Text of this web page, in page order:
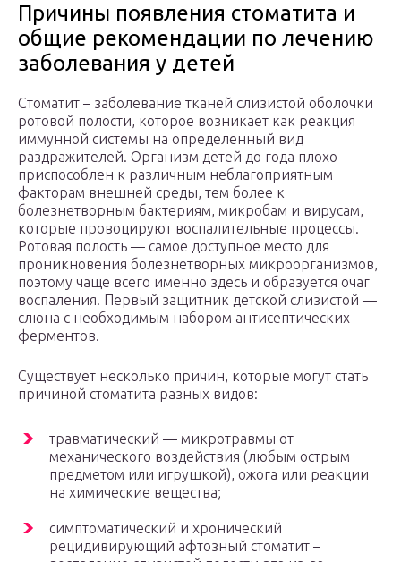
Причины появления стоматита и
общие рекомендации по лечению
заболевания у детей
Стоматит – заболевание тканей слизистой оболочки
ротовой полости, которое возникает как реакция
иммунной системы на определенный вид
раздражителей. Организм детей до года плохо
приспособлен к различным неблагоприятным
факторам внешней среды, тем более к
болезнетворным бактериям, микробам и вирусам,
которые провоцируют воспалительные процессы.
Ротовая полость — самое доступное место для
проникновения болезнетворных микроорганизмов,
поэтому чаще всего именно здесь и образуется очаг
воспаления. Первый защитник детской слизистой —
слюна с необходимым набором антисептических
ферментов.
Существует несколько причин, которые могут стать
причиной стоматита разных видов:
травматический — микротравмы от
механического воздействия (любым острым
предметом или игрушкой), ожога или реакции
на химические вещества;
симптоматический и хронический
рецидивирующий афтозный стоматит –